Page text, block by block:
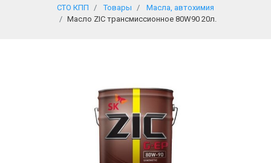
СТО КПП Товары
Масла, автохимия
Масло ZIC трансмиссионное 80W90 20л.